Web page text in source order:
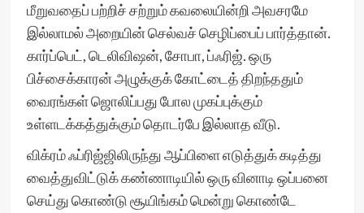
மீறுவதைப் பற்றிச் சற்றும் கவலையின்றி அவசரமே
இல்லாமல் அறையின் செல்வச் செழிப்பைப் பார்த்தான்.
கார்ப்பெட், டெலிவிஷன், சோபா, ப்ஃரிஜ். ஒரு
பிச்சைக்காரன் அழுக்குக் கோட்டைத் திறந்ததும்
வைரங்கள் ஜொலிப்பது போல முகப்புக்கும்
உள்ளடக்கத்துக்கும் தொடர்பே இல்லாத வீடு.
விக்ரம் ஃப்ரிஜ்ஜிலிருந்து ஆப்பிளை எடுத்துக் கடித்து
வைத்துவிட்டுக் கண்ணாடியில் ஒரு வினாடி ஒப்பனை
செய்து கொண்டு சூயிங்கம் மென்று கொண்டே